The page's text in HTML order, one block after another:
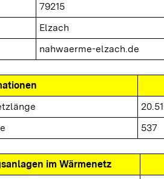
79215
Elzach
nahwaerme-elzach.de
537
im Wärmenetz